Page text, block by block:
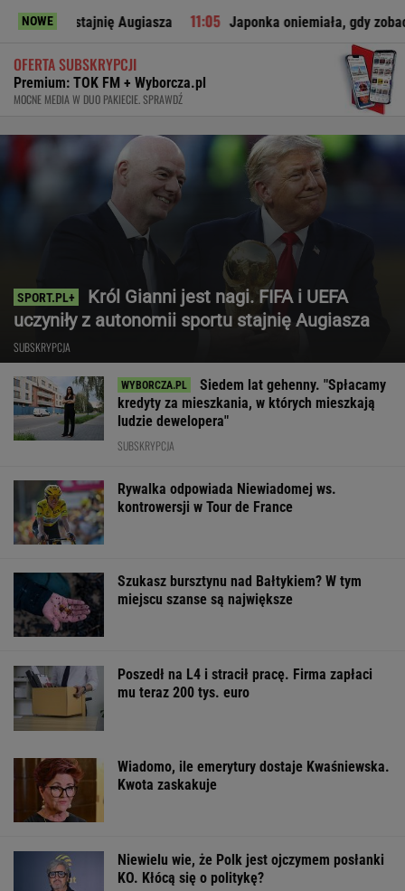
NOWE
Augiasza Japonka oniemiała, gdy zobaczyła to w
OFERTA SUBSKRYPCJI
Premium: TOK FM + Wyborcza.pl
MOCNE MEDIA W DUO PAKIECIE. SPRAWDŹ
Król Gianni jest nagi. FIFA i UEFA
uczyniły z autonomii sportu stajnię Augiasza
SUBSKRYPCJA
Siedem lat gehenny. "Spłacamy
kredyty za mieszkania, w których mieszkają
ludzie dewelopera"
SUBSKRYPCJA
Rywalka odpowiada Niewiadomej ws.
kontrowersji w Tour de France
Szukasz bursztynu nad Bałtykiem? W tym
miejscu szanse są największe
Poszedł na L4 i stracił pracę. Firma zapłaci
mu teraz 200 tys. euro
Wiadomo, ile emerytury dostaje Kwaśniewska.
Kwota zaskakuje
Niewielu wie, że Polk jest ojczymem posłanki
KO. Kłócą się o politykę?